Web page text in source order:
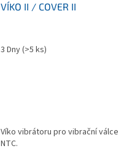
VÍKO II / COVER II
3 Dny(>5 ks)
Víko vibrátoru pro vibrační válce
NTC.